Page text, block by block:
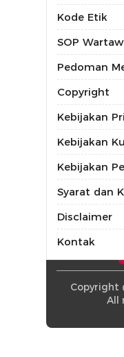
Kode Etik
SOP
Pedoman
Copyright
Kebijakan
Kebijakan
Kebijakan
Syarat dan
Disclaimer
Kontak
Copyright
All